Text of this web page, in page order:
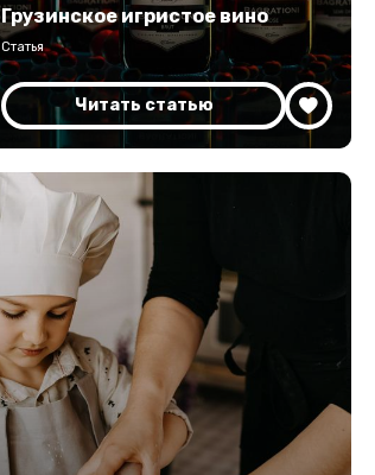
Грузинское игристое вино
Статья
Читать статью